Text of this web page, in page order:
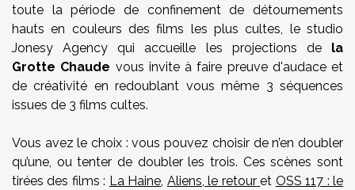
toute la période de confinement de détournements
hauts en couleurs des films les plus cultes, le studio
Jonesy Agency qui accueille les projections de la
Grotte Chaude vous invite à faire preuve d'audace et
de créativité en redoublant vous même 3 séquences
issues de 3 films cultes.
Vous avez le choix : vous pouvez choisir de n’en doubler
qu’une, ou tenter de doubler les trois. Ces scènes sont
tirées des films : La Haine, Aliens, le retour et OSS 117 : le